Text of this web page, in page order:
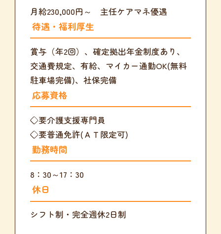
月給230,000円～ 主任ケアマネ優遇
待遇・福利厚生
賞与（年2回）、確定拠出年金制度あり、
交通費規定、有給、マイカー通勤OK(無料
駐車場完備)、社保完備
応募資格
◇要介護支援専門員
◇要普通免許(ＡＴ限定可)
勤務時間
8：30～17：30
休日
シフト制・完全週休2日制